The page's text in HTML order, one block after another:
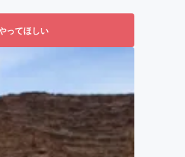
ってほしい